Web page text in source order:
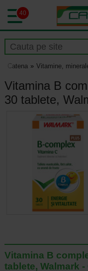
40
Catena Vitamine,
Vitamina B
30 tablete,
Vitamina B
tablete, Walmark -